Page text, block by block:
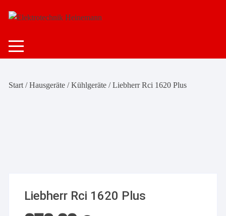
Inhalt
Start /Hausgeräte /Kühlgeräte / Liebherr Rci 1620 Plus
Liebherr Rci 1620 Plus